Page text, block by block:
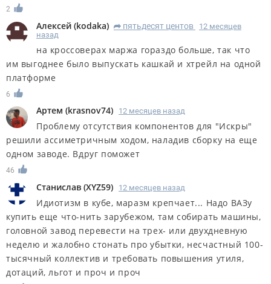
2
Алексей (kodaka) R пятьдесят центов
12 месяцев
назад
на кроссоверах маржа гораздо больше, так что
им выгоднее было выпускать кашкай и хтрейл на одной
платформе
6
Артем (krasnov74) 12 месяцев назад
Проблему отсутствия компонентов для "Искры"
решили ассиметричным ходом, наладив сборку на еще
одном заводе. Вдруг поможет
46
Станислав (XYZ59) 12 месяцев назад
Идиотизм в кубе, маразм крепчает... Надо ВАЗу
купить еще что-нить зарубежом, там собирать машины,
головной завод перевести на трех- или двухдневную
неделю и жалобно стонать про убытки, несчастный 100-
тысячный коллектив и требовать повышения утиля,
дотаций, льгот и проч и проч